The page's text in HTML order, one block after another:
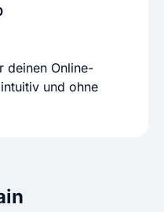
deinen Online-
und ohne